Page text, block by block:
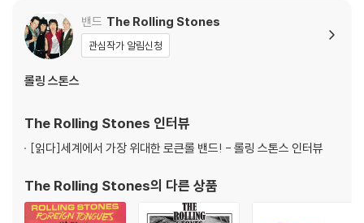
밴드 The Rolling Stones
관심작가 알림신청
롤링 스톤스
The Rolling Stones 인터뷰
[읽다]세계에서 가장 위대한 로큰롤 밴드! - 롤링 스톤스 인터뷰
The Rolling Stones의 다른 상품